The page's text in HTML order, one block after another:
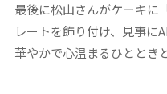
最後に松山さんがケーキに
レートを飾り付け、見事に
華やかで心温まるひととき